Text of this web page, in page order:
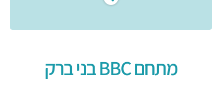
מתחם BBC בני ברק